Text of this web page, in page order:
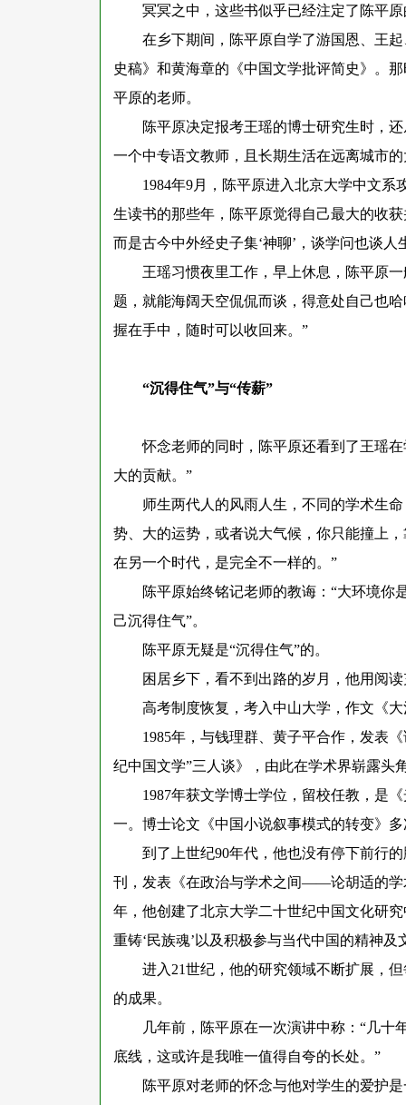
冥冥之中，这些书似乎已经注定了陈平
在乡下期间，陈平原自学了游国恩、王
史稿》和黄海章的《中国文学批评简史》。
平原的老师。
陈平原决定报考王瑶的博士研究生时，
一个中专语文教师，且长期生活在远离城市
1984年9月，陈平原进入北京大学中文系
生读书的那些年，陈平原觉得自己最大的收
而是古今中外经史子集‘神聊’，谈学问也谈人
王瑶习惯夜里工作，早上休息，陈平原
题，就能海阔天空侃侃而谈，得意处自己也
握在手中，随时可以收回来。”
“沉得住气”与“传薪”
怀念老师的同时，陈平原还看到了王瑶
大的贡献。”
师生两代人的风雨人生，不同的学术生
势、大的运势，或者说大气候，你只能撞上
在另一个时代，是完全不一样的。”
陈平原始终铭记老师的教诲： “大环境你
己沉得住气”。
陈平原无疑是“沉得住气”的。
困居乡下，看不到出路的岁月，他用阅
高考制度恢复，考入中山大学，作文《
1985年，与钱理群、黄子平合作，发表
纪中国文学”三人谈》，由此在学术界崭露头
1987年获文学博士学位，留校任教，是
一。博士论文《中国小说叙事模式的转变》
到了上世纪90年代，他也没有停下前行
刊，发表《在政治与学术之间——论胡适的学
年，他创建了北京大学二十世纪中国文化研
重铸‘民族魂’以及积极参与当代中国的精神
进入 21世纪，他的研究领域不断扩展，
的成果。
几年前，陈平原在一次演讲中称： “几十
底线，这或许是我唯一值得自夸的长处。”
陈平原对老师的怀念与他对学生的爱护